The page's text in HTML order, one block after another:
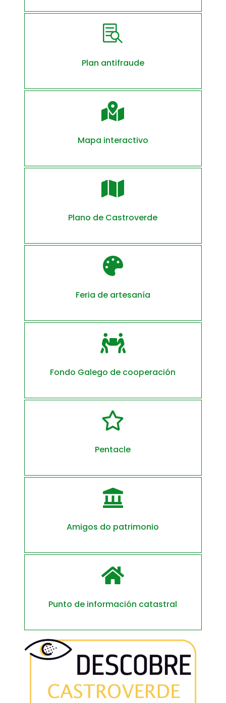

Plan antifraude

Mapa interactivo

Plano de Castroverde

Feria de artesanía

Fondo Galego de cooperación

Pentacle

Amigos do patrimonio

Punto de información catastral